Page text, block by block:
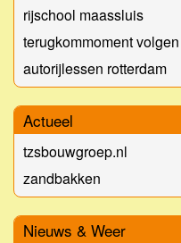
rijschool maassluis
terugkommoment volgen
autorijlessen rotterdam
Actueel
tzsbouwgroep.nl
zandbakken
Nieuws & Weer